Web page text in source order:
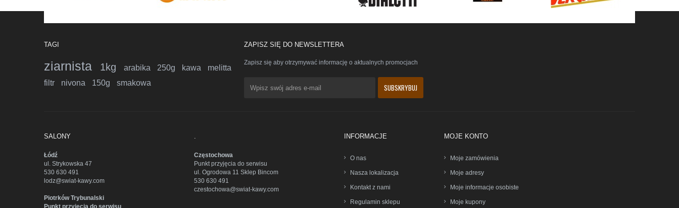
TAGI
ziarnista 1kg arabika 250g kawa melitta
filtr nivona 150g smakowa
ZAPISZ SIĘ DO NEWSLETTERA
Zapisz się aby otrzymywać informację o aktualnych promocjach
SALONY
Łódź
ul. Strykowska 47
530 630 491
lodz@swiat-kawy.com
Piotrków Trybunalski
Punkt przyjęcia do serwisu
.
Częstochowa
Punkt przyjęcia do serwisu
ul. Ogrodowa 11 Sklep Bincom
530 630 491
czestochowa@swiat-kawy.com
INFORMACJE
O nas
Nasza lokalizacja
Kontakt z nami
Regulamin sklepu
MOJE KONTO
Moje zamówienia
Moje adresy
Moje informacje osobiste
Moje kupony